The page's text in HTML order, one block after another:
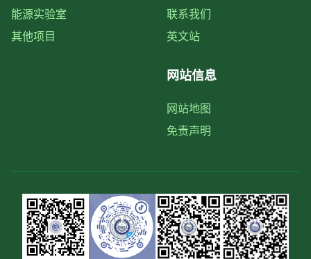
能源实验室
其他项目
联系我们
英文站
网站信息
网站地图
免责声明